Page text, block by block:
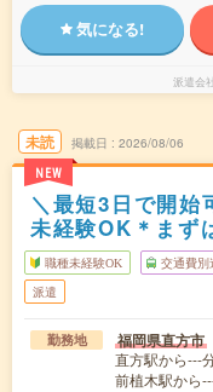
気になる!
派遣会社
未読
NEW
掲載日 2026/08/06
＼最短3日で開始
未経験OK＊まず
職種未経験OK 交通費別
派遣
勤務地 福岡県直方市
直方駅から---
前植木駅から